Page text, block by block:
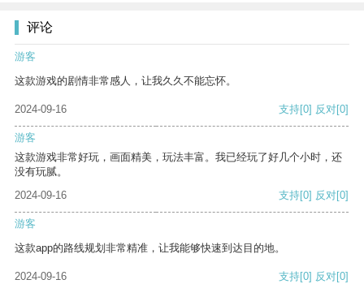
评论
游客
这款游戏的剧情非常感人，让我久久不能忘怀。
2024-09-16 支持[0] 反对[0]
游客
这款游戏非常好玩，画面精美，玩法丰富。我已经玩了好几个小时，还
没有玩腻。
2024-09-16
支持[0] 反对[0]
游客
这款app的路线规划非常精准，让我能够快速到达目的地。
2024-09-16 支持[0] 反对[0]